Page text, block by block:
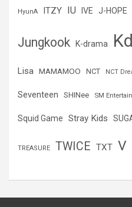
HyunA ITZY IU IVE J-HOPE
Jungkook K-drama
Lisa MAMAMOO NCT NCT
Seventeen SHINee SM
Squid Game Stray Kids
TREASURE TWICE TXT V